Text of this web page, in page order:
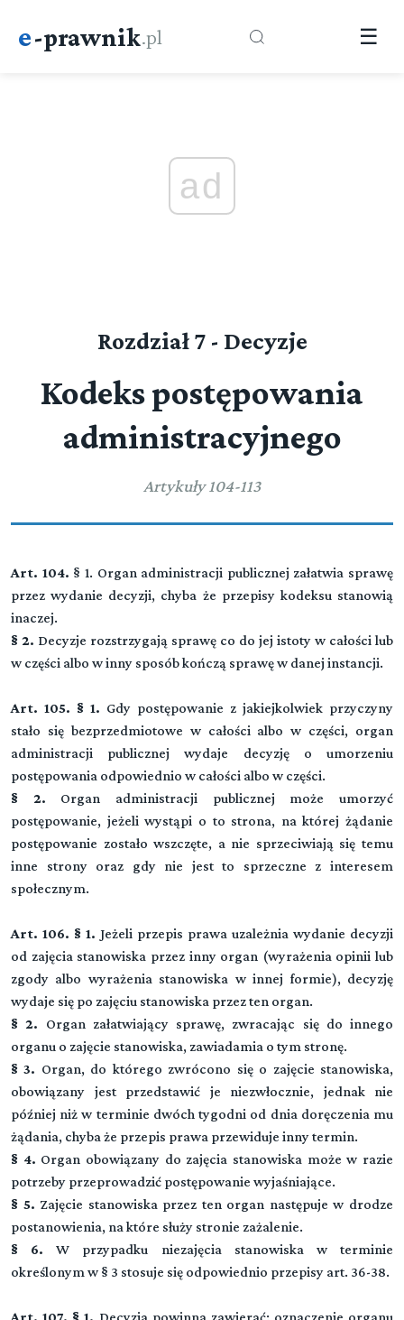
e-prawnik.pl ☰
ad
Rozdział 7 - Decyzje
Kodeks postępowania
administracyjnego
Artykuły 104-113
Art. 104. § 1. Organ administracji publicznej załatwia sprawę
przez wydanie decyzji, chyba że przepisy kodeksu stanowią
inaczej.
§ 2. Decyzje rozstrzygają sprawę co do jej istoty w całości lub
w części albo w inny sposób kończą sprawę w danej instancji.
Art. 105. § 1. Gdy postępowanie z jakiejkolwiek przyczyny
stało się bezprzedmiotowe w całości albo w części, organ
administracji publicznej wydaje decyzję o umorzeniu
postępowania odpowiednio w całości albo w części.
§ 2. Organ administracji publicznej może umorzyć
postępowanie, jeżeli wystąpi o to strona, na której żądanie
postępowanie zostało wszczęte, a nie sprzeciwiają się temu
inne strony oraz gdy nie jest to sprzeczne z interesem
społecznym.
Art. 106. § 1. Jeżeli przepis prawa uzależnia wydanie decyzji
od zajęcia stanowiska przez inny organ (wyrażenia opinii lub
zgody albo wyrażenia stanowiska w innej formie), decyzję
wydaje się po zajęciu stanowiska przez ten organ.
§ 2. Organ załatwiający sprawę, zwracając się do innego
organu o zajęcie stanowiska, zawiadamia o tym stronę.
§ 3. Organ, do którego zwrócono się o zajęcie stanowiska,
obowiązany jest przedstawić je niezwłocznie, jednak nie
później niż w terminie dwóch tygodni od dnia doręczenia mu
żądania, chyba że przepis prawa przewiduje inny termin.
§ 4. Organ obowiązany do zajęcia stanowiska może w razie
potrzeby przeprowadzić postępowanie wyjaśniające.
§ 5. Zajęcie stanowiska przez ten organ następuje w drodze
postanowienia, na które służy stronie zażalenie.
§ 6. W przypadku niezajęcia stanowiska w terminie
określonym w § 3 stosuje się odpowiednio przepisy art. 36-38.
Art. 107. § 1. Decyzja powinna zawierać: oznaczenie organu